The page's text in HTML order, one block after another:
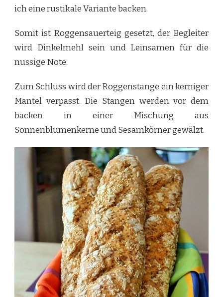
ich eine rustikale Variante backen.
Somit ist Roggensauerteig gesetzt, der Begleiter
wird Dinkelmehl sein und Leinsamen für die
nussige Note.
Zum Schluss wird der Roggenstange ein kerniger
Mantel verpasst. Die Stangen werden vor dem
backen in einer Mischung aus
Sonnenblumenkerne und Sesamkörner gewälzt.